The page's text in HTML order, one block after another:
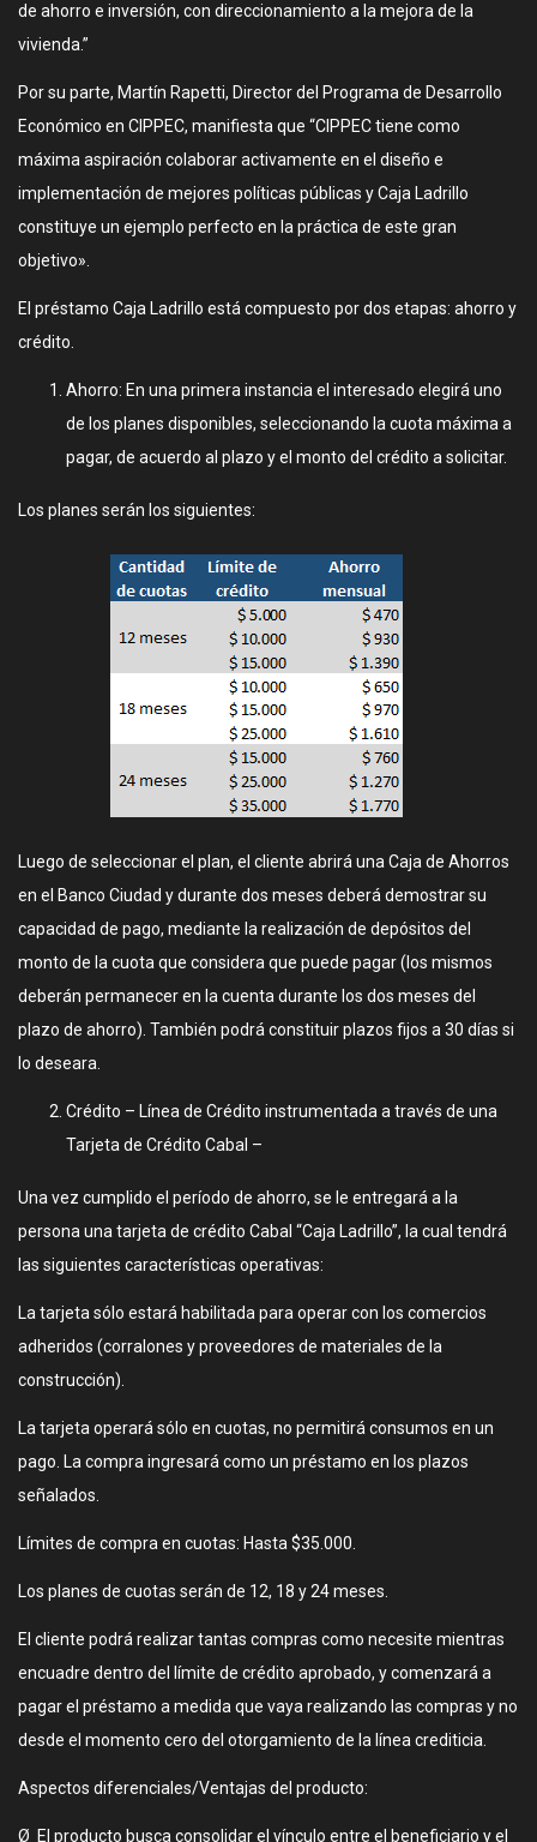
de ahorro e inversión, con direccionamiento a la mejora de la
vivienda.”
Por su parte, Martín Rapetti, Director del Programa de Desarrollo
Económico en CIPPEC, manifiesta que “CIPPEC tiene como
máxima aspiración colaborar activamente en el diseño e
implementación de mejores políticas públicas y Caja Ladrillo
constituye un ejemplo perfecto en la práctica de este gran
objetivo».
El préstamo Caja Ladrillo está compuesto por dos etapas: ahorro y
crédito.
Ahorro: En una primera instancia el interesado elegirá uno
de los planes disponibles, seleccionando la cuota máxima a
pagar, de acuerdo al plazo y el monto del crédito a solicitar.
Los planes serán los siguientes:
Luego de seleccionar el plan, el cliente abrirá una Caja de Ahorros
en el Banco Ciudad y durante dos meses deberá demostrar su
capacidad de pago, mediante la realización de depósitos del
monto de la cuota que considera que puede pagar (los mismos
deberán permanecer en la cuenta durante los dos meses del
plazo de ahorro). También podrá constituir plazos fijos a 30 días si
lo deseara.
Crédito – Línea de Crédito instrumentada a través de una
Tarjeta de Crédito Cabal –
Una vez cumplido el período de ahorro, se le entregará a la
persona una tarjeta de crédito Cabal “Caja Ladrillo”, la cual tendrá
las siguientes características operativas:
La tarjeta sólo estará habilitada para operar con los comercios
adheridos (corralones y proveedores de materiales de la
construcción).
La tarjeta operará sólo en cuotas, no permitirá consumos en un
pago. La compra ingresará como un préstamo en los plazos
señalados.
Límites de compra en cuotas: Hasta $35.000.
Los planes de cuotas serán de 12, 18 y 24 meses.
El cliente podrá realizar tantas compras como necesite mientras
encuadre dentro del límite de crédito aprobado, y comenzará a
pagar el préstamo a medida que vaya realizando las compras y no
desde el momento cero del otorgamiento de la línea crediticia.
Aspectos diferenciales/Ventajas del producto:
Ø El producto busca consolidar el vínculo entre el beneficiario y el